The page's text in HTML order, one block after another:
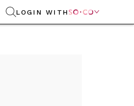
LOGIN WITH 